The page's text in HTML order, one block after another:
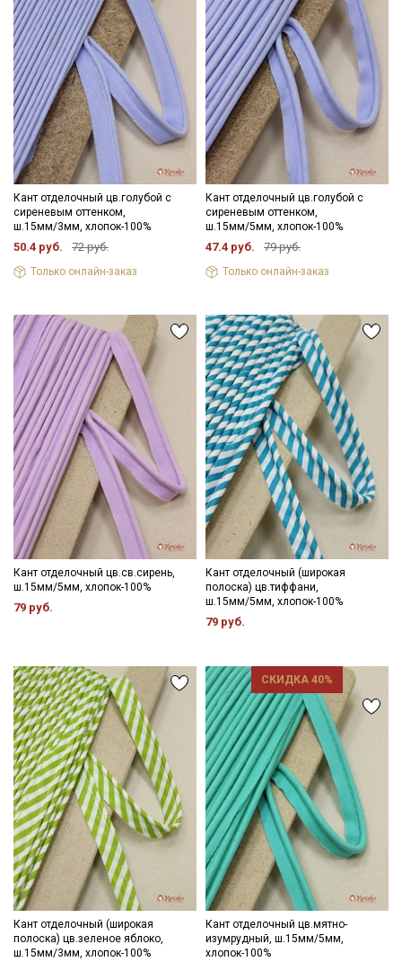
Кант отделочный цв.голубой с
сиреневым оттенком,
ш.15мм/3мм, хлопок-100%
50.4 руб. 72 руб.
Только онлайн-заказ
Кант отделочный цв.голубой с
сиреневым оттенком,
ш.15мм/5мм, хлопок-100%
47.4 руб. 79 руб.
Только онлайн-заказ
Кант отделочный цв.св.сирень,
ш.15мм/5мм, хлопок-100%
79 руб.
Кант отделочный (широкая
полоска) цв.тиффани,
ш.15мм/5мм, хлопок-100%
79 руб.
Кант отделочный (широкая
полоска) цв.зеленое яблоко,
ш.15мм/3мм, хлопок-100%
СКИДКА 40%
Кант отделочный цв.мятно-
изумрудный, ш.15мм/5мм,
хлопок-100%